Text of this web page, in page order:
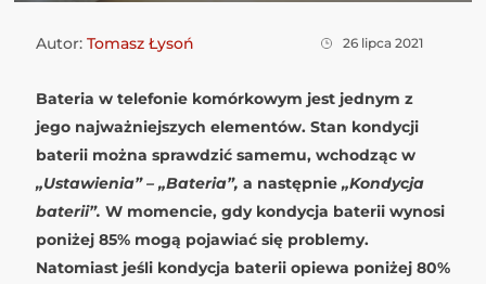
Autor: Tomasz Łysoń 26 lipca 2021
Bateria w telefonie komórkowym jest jednym z
jego najważniejszych elementów. Stan kondycji
baterii można sprawdzić samemu, wchodząc w
„Ustawienia” – „Bateria”, a następnie „Kondycja
baterii”. W momencie, gdy kondycja baterii wynosi
poniżej 85% mogą pojawiać się problemy.
Natomiast jeśli kondycja baterii opiewa poniżej 80%